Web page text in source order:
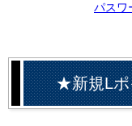
パスワ
★新規Lポ